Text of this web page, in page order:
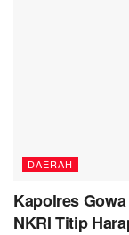
DAERAH
Kapolres
NKRI Titip